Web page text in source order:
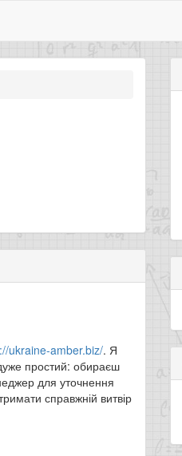
ukraine-amber.biz/. Я
простий: обираєш
для уточнення
справжній витвір